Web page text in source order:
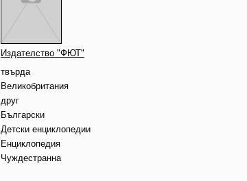
Издателство "ФЮТ"
твърда
Великобритания
друг
Български
Детски енциклопедии
Енциклопедия
Чуждестранна